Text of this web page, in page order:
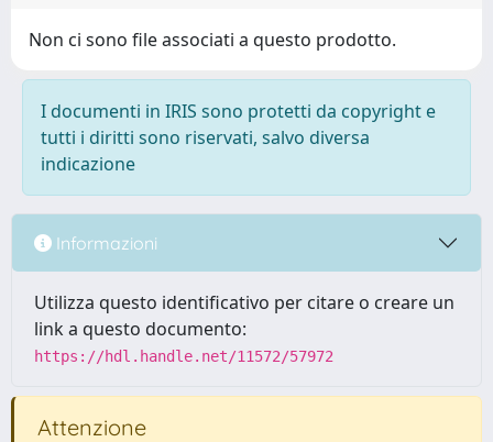
Non ci sono file associati a questo prodotto.
I documenti in IRIS sono protetti da copyright e
tutti i diritti sono riservati, salvo diversa
indicazione
Informazioni
Utilizza questo identificativo per citare o creare un
link a questo documento:
https://hdl.handle.net/11572/57972
Attenzione